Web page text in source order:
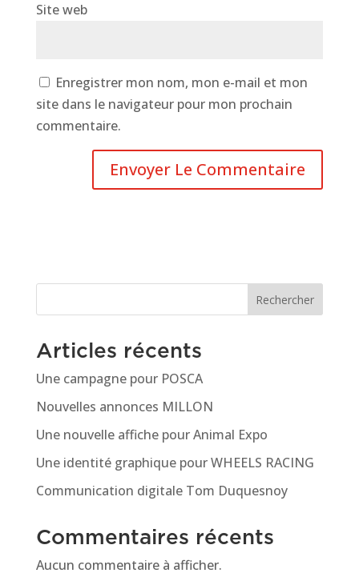
Site web
Enregistrer mon nom, mon e-mail et mon
site dans le navigateur pour mon prochain
commentaire.
Rechercher
Articles récents
Une campagne pour POSCA
Nouvelles annonces MILLON
Une nouvelle affiche pour Animal Expo
Une identité graphique pour WHEELS RACING
Communication digitale Tom Duquesnoy
Commentaires récents
Aucun commentaire à afficher.